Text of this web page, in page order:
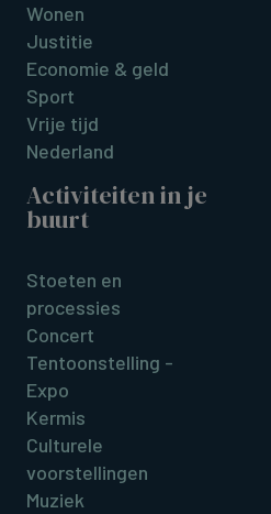
Wonen
Justitie
Economie & geld
Sport
Vrije tijd
Nederland
Activiteiten in je
buurt
Stoeten en
processies
Concert
Tentoonstelling -
Expo
Kermis
Culturele
voorstellingen
Muziek